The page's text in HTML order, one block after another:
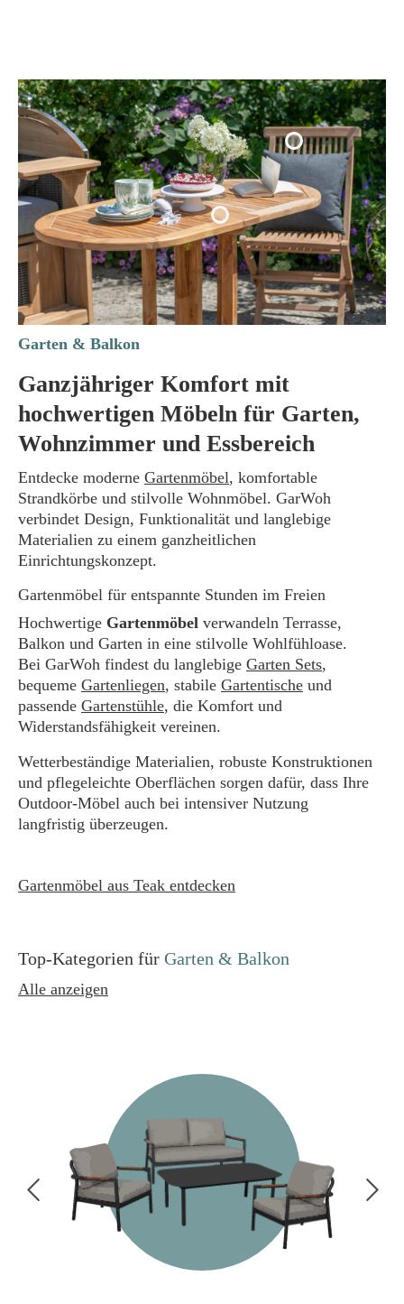
Garten & Balkon
Ganzjähriger Komfort mit
hochwertigen Möbeln für Garten,
Wohnzimmer und Essbereich
Entdecke moderne Gartenmöbel, komfortable
Strandkörbe und stilvolle Wohnmöbel. GarWoh
verbindet Design, Funktionalität und langlebige
Materialien zu einem ganzheitlichen
Einrichtungskonzept.
Gartenmöbel für entspannte Stunden im Freien
Hochwertige Gartenmöbel verwandeln Terrasse,
Balkon und Garten in eine stilvolle Wohlfühloase.
Bei GarWoh findest du langlebige Garten Sets,
bequeme Gartenliegen, stabile Gartentische und
passende Gartenstühle, die Komfort und
Widerstandsfähigkeit vereinen.
Wetterbeständige Materialien, robuste Konstruktionen
und pflegeleichte Oberflächen sorgen dafür, dass Ihre
Outdoor-Möbel auch bei intensiver Nutzung
langfristig überzeugen.
Gartenmöbel aus Teak entdecken
Top-Kategorien für Garten & Balkon
Alle anzeigen